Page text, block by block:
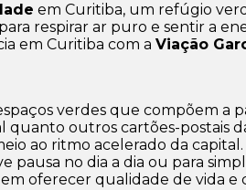
em Curitiba, um refúgio
respirar ar puro e sentir a
em Curitiba com a Viação
verdes que compõem a
outros cartões-postais
ao ritmo acelerado da
no dia a dia ou para
oferecer qualidade de vida